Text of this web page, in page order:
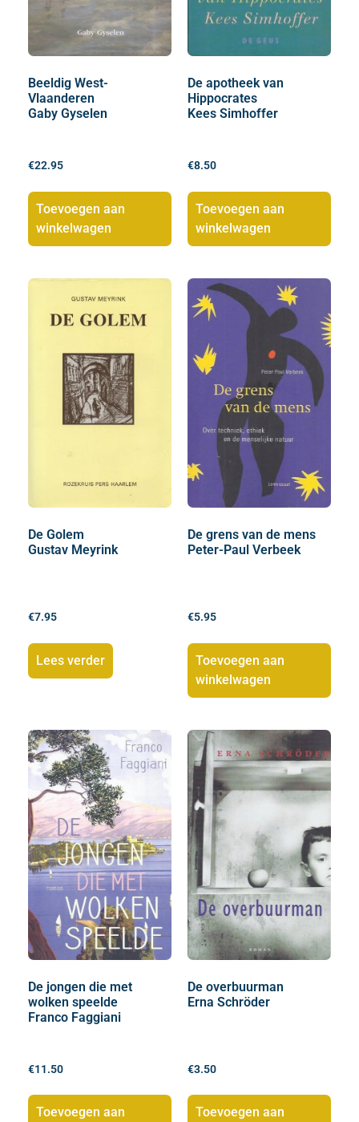
Beeldig West-
Vlaanderen
Gaby Gyselen
€22.95
Toevoegen aan
winkelwagen
De apotheek van
Hippocrates
Kees Simhoffer
€8.50
Toevoegen aan
winkelwagen
De Golem
Gustav Meyrink
€7.95
Lees verder
De grens van de mens
Peter-Paul Verbeek
€5.95
Toevoegen aan
winkelwagen
De jongen die met
wolken speelde
Franco Faggiani
€11.50
Toevoegen aan
De overbuurman
Erna Schröder
€3.50
Toevoegen aan